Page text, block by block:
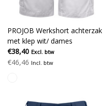
PROJOB Werkshort achterzak
met klep wit/ dames
€38,40 Excl. btw
€46,46 Incl. btw